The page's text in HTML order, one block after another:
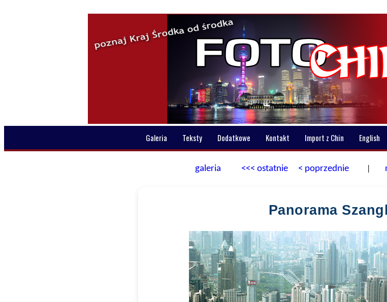
Galeria Teksty Dodatkowe Kontakt Import z Chin English
galeria <<< ostatnie < poprzednie
Panorama